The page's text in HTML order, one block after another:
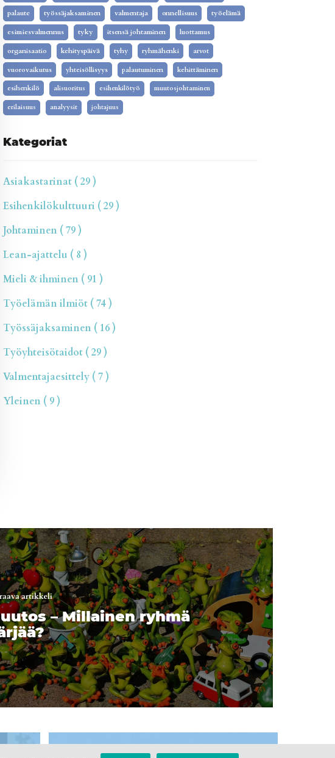
palaute työssäjaksaminen valmentaja onnellisuus työelämä
esimiesvalmennus tyky itsensä johtaminen luottamus
organisaatio kehityspäivä tyhy ryhmähenki arvot
vuorovaikutus yhteisöllisyys palautuminen
kehittäminen
esihenkilö
alisuoritus esihenkilötyö muutosjohtaminen
erilaisuus analyysit johtajuus
Kategoriat
Asiakastarinat ( 29 )
Esihenkilökulttuuri ( 29 )
Johtaminen ( 79 )
Lean-ajattelu ( 8 )
Mieli & ihminen ( 91 )
Työelämän ilmiöt ( 74 )
Työssäjaksaminen ( 16 )
Työyhteisötaidot ( 29 )
Valmentajaesittely ( 7 )
Yleinen ( 9 )
artikkeli
– Millainen ryhmä